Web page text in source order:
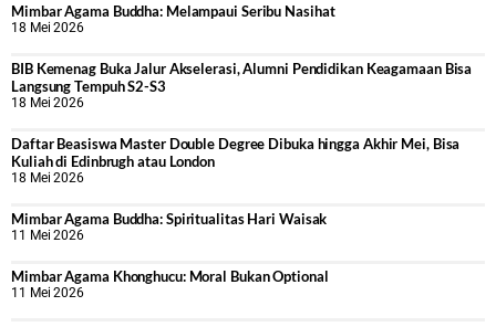
Mimbar Agama Buddha: Melampaui Seribu Nasihat
18 Mei 2026
BIB Kemenag Buka Jalur Akselerasi, Alumni Pendidikan Keagamaan Bisa
Langsung Tempuh S2-S3
18 Mei 2026
Daftar Beasiswa Master Double Degree Dibuka hingga Akhir Mei, Bisa
Kuliah di Edinbrugh atau London
18 Mei 2026
Mimbar Agama Buddha: Spiritualitas Hari Waisak
11 Mei 2026
Mimbar Agama Khonghucu: Moral Bukan Optional
11 Mei 2026